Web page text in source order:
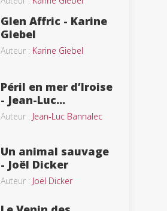
Glen Affric - Karine
Giebel
Auteur : Karine Giebel
Péril en mer d’Iroise
- Jean-Luc...
Auteur : Jean-Luc Bannalec
Un animal sauvage
- Joël Dicker
Auteur : Joël Dicker